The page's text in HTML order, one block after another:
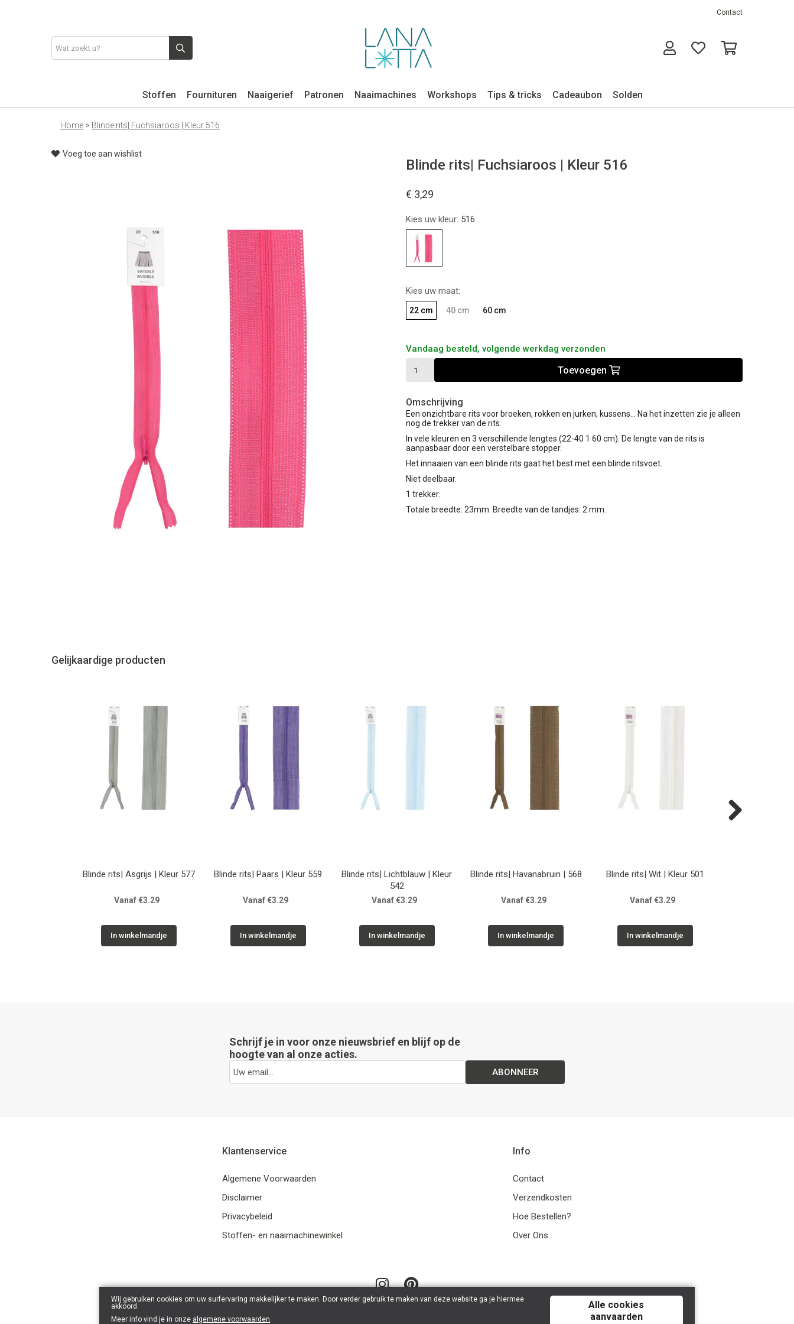
Contact
Stoffen Fournituren Naaigerief Patronen Naaimachines Workshops Tips & tricks Cadeaubon Solden
Home > Blinde rits| Fuchsiaroos | Kleur 516
Voeg toe aan wishlist
Blinde rits| Fuchsiaroos | Kleur 516
€ 3,29
Kies uw kleur: 516
Kies uw maat:
22 cm 40 cm 60 cm
Vandaag besteld, volgende werkdag verzonden
Toevoegen
Omschrijving
Een onzichtbare rits voor broeken, rokken en jurken, kussens... Na het inzetten zie je alleen
nog de trekker van de rits.
In vele kleuren en 3 verschillende lengtes (22-40 1 60 cm). De lengte van de rits is
aanpasbaar door een verstelbare stopper.
Het innaaien van een blinde rits gaat het best met een blinde ritsvoet.
Niet deelbaar.
1 trekker.
Totale breedte: 23mm. Breedte van de tandjes: 2 mm.
Gelijkaardige producten
Blinde rits| Asgrijs | Kleur 577
Vanaf €3.29
In winkelmandje
Blinde rits| Paars | Kleur 559
Vanaf €3.29
In winkelmandje
Blinde rits| Lichtblauw | Kleur
542
Vanaf €3.29
In winkelmandje
Blinde rits| Havanabruin | 568
Vanaf €3.29
In winkelmandje
Blinde rits| Wit | Kleur 501
Vanaf €3.29
In winkelmandje
Schrijf je in voor onze nieuwsbrief en blijf op de
hoogte van al onze acties.
ABONNEER
Klantenservice
Algemene Voorwaarden
Disclaimer
Privacybeleid
Stoffen- en naaimachinewinkel
Info
Contact
Verzendkosten
Hoe Bestellen?
Over Ons
Wij gebruiken cookies om uw surfervaring makkelijker te maken. Door verder gebruik te maken van deze website ga je hiermee
akkoord.
Meer info vind je in onze algemene voorwaarden.
Alle cookies
aanvaarden